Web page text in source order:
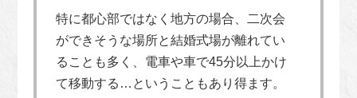
特に都心部ではなく地方の場合、二次会
ができそうな場所と結婚式場が離れてい
ることも多く、電車や車で45分以上かけ
て移動する…ということもあり得ます。